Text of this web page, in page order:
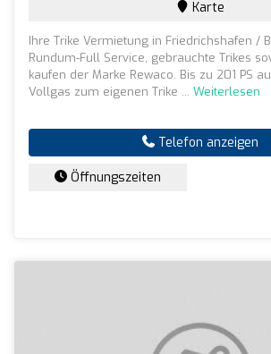
Karte
Ihre Trike Vermietung in Friedrichshafen /
Rundum-Full Service, gebrauchte Trikes
kaufen der Marke Rewaco. Bis zu 201 PS
Vollgas zum eigenen Trike ... Weiterlesen
Telefon anzeigen
Öffnungszeiten